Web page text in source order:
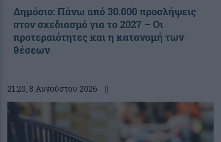
Δημόσιο: Πάνω από 30.000 προσλήψεις
στον σχεδιασμό για το 2027 – Οι
προτεραιότητες και η κατανομή των
θέσεων
21:20, 8 Αυγούστου 2026 ||